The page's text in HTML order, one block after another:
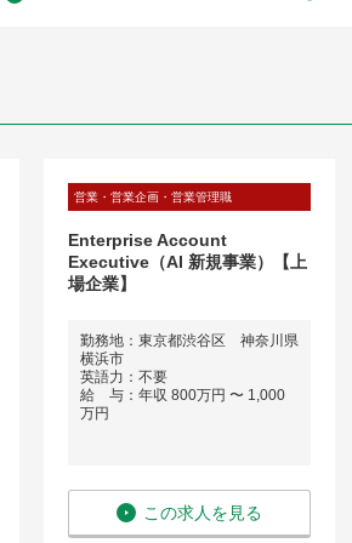
営業・営業企画・営業管理職
Enterprise Account
Executive（AI 新規事業）【上
場企業】
勤務地：東京都渋谷区 神奈川県
横浜市
英語力：不要
給 与：年収 800万円 〜 1,000
万円
この求人を見る